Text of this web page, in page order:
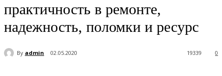
практичность в ремонте,
надежность, поломки и ресурс
By admin 02.05.2020 0
19339